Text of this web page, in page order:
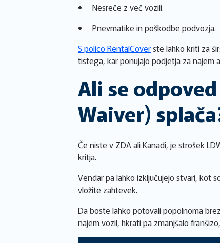
Nesreče z več vozili.
Pnevmatike in poškodbe podvozja.
S polico RentalCoverste lahko kriti za
tistega, kar ponujajo podjetja za najem
Ali se
Waiver)
Če niste v ZDA ali Kanadi, je strošek
kritja.
Vendar pa lahko izključujejo stvari, kot
vložite zahtevek.
Da boste lahko potovali popolnoma
najem vozil, hkrati pa zmanjšalo